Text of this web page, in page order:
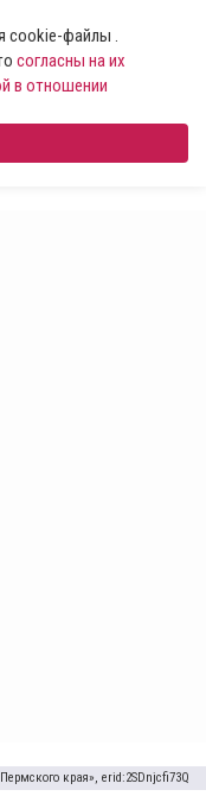
cookie-файлы .
согласны на их
в отношении
края», erid:2SDnjcfi73Q